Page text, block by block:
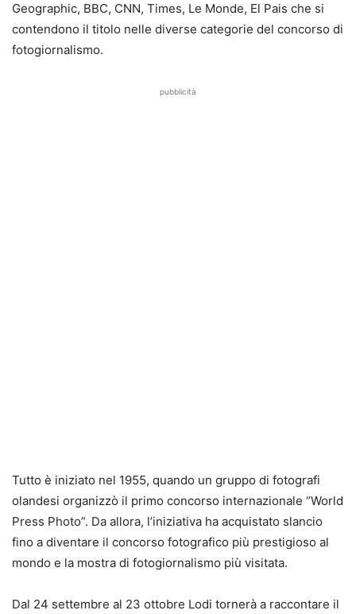
Geographic, BBC, CNN, Times, Le Monde, El Pais che si
contendono il titolo nelle diverse categorie del concorso di
fotogiornalismo.
pubblicità
Tutto è iniziato nel 1955, quando un gruppo di fotografi
olandesi organizzò il primo concorso internazionale “World
Press Photo”. Da allora, l’iniziativa ha acquistato slancio
fino a diventare il concorso fotografico più prestigioso al
mondo e la mostra di fotogiornalismo più visitata.
Dal 24 settembre al 23 ottobre Lodi tornerà a raccontare il